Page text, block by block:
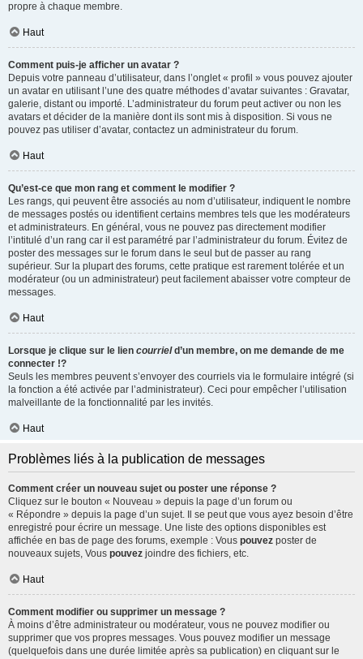
propre à chaque membre.
Haut
Comment puis-je afficher un avatar ?
Depuis votre panneau d’utilisateur, dans l’onglet « profil » vous pouvez ajouter
un avatar en utilisant l’une des quatre méthodes d’avatar suivantes : Gravatar,
galerie, distant ou importé. L’administrateur du forum peut activer ou non les
avatars et décider de la manière dont ils sont mis à disposition. Si vous ne
pouvez pas utiliser d’avatar, contactez un administrateur du forum.
Haut
Qu’est-ce que mon rang et comment le modifier ?
Les rangs, qui peuvent être associés au nom d’utilisateur, indiquent le nombre
de messages postés ou identifient certains membres tels que les modérateurs
et administrateurs. En général, vous ne pouvez pas directement modifier
l’intitulé d’un rang car il est paramétré par l’administrateur du forum. Évitez de
poster des messages sur le forum dans le seul but de passer au rang
supérieur. Sur la plupart des forums, cette pratique est rarement tolérée et un
modérateur (ou un administrateur) peut facilement abaisser votre compteur de
messages.
Haut
Lorsque je clique sur le lien courrield’un membre, on me demande de me
connecter !?
Seuls les membres peuvent s’envoyer des courriels via le formulaire intégré (si
la fonction a été activée par l’administrateur). Ceci pour empêcher l’utilisation
malveillante de la fonctionnalité par les invités.
Haut
Problèmes liés à la publication de messages
Comment créer un nouveau sujet ou poster une réponse ?
Cliquez sur le bouton « Nouveau » depuis la page d’un forum ou
« Répondre » depuis la page d’un sujet. Il se peut que vous ayez besoin d’être
enregistré pour écrire un message. Une liste des options disponibles est
affichée en bas de page des forums, exemple : Vous pouvez poster de
nouveaux sujets, Vous pouvez joindre des fichiers, etc.
Haut
Comment modifier ou supprimer un message ?
À moins d’être administrateur ou modérateur, vous ne pouvez modifier ou
supprimer que vos propres messages. Vous pouvez modifier un message
(quelquefois dans une durée limitée après sa publication) en cliquant sur le